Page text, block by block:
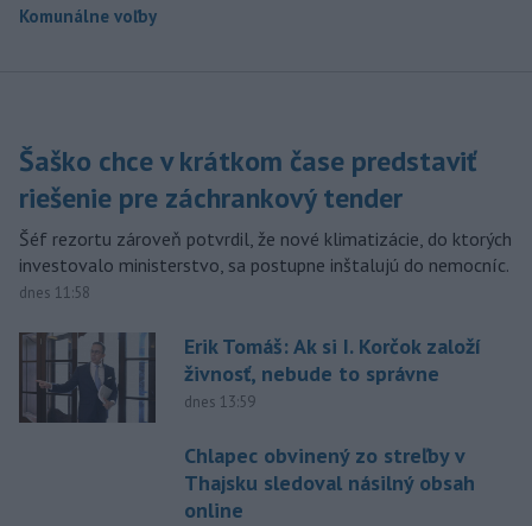
Komunálne voľby
Šaško chce v krátkom čase predstaviť
riešenie pre záchrankový tender
Šéf rezortu zároveň potvrdil, že nové klimatizácie, do ktorých
investovalo ministerstvo, sa postupne inštalujú do nemocníc.
dnes 11:58
Erik Tomáš: Ak si I. Korčok založí
živnosť, nebude to správne
dnes 13:59
Chlapec obvinený zo streľby v
Thajsku sledoval násilný obsah
online